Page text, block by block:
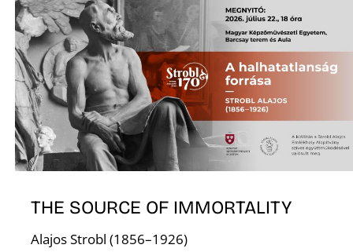
THE SOURCE OF IMMORTALITY
Alajos Strobl (1856–1926)